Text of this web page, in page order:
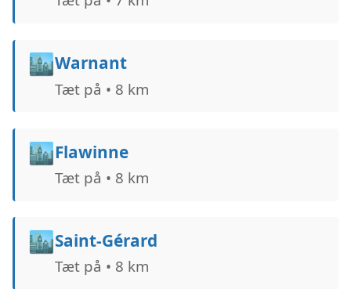
🏙️Warnant
Tæt på • 8 km
🏙️Flawinne
Tæt på • 8 km
🏙️Saint-Gérard
Tæt på • 8 km